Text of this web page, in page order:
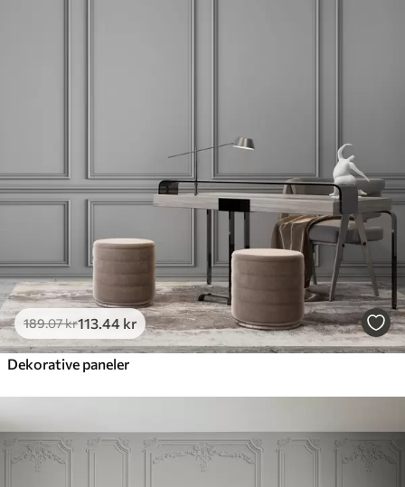
516.67310.00kr/m²
Peel and Stick
666.67 400
189.07kr113.44 kr
Dekorative paneler